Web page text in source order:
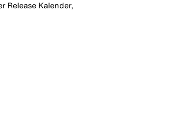
Release Kalender,